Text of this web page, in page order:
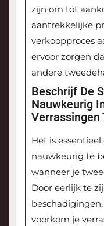
zijn om tot
aantrekkelijke
verkoopproces
ervoor zorgen
andere
Beschrijf De
Nauwkeurig
Verrassingen
Het is
nauwkeurig te
wanneer je
Door eerlijk te
voorkom je